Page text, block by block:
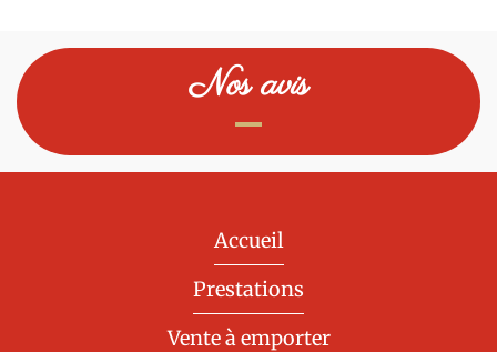
Nos avis
Accueil
Prestations
Vente à emporter